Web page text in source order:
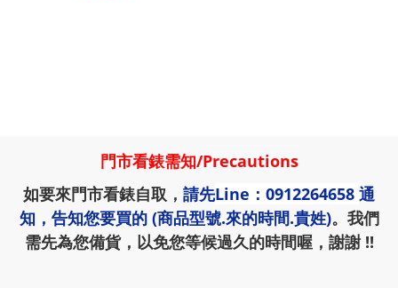
門市看錶需知/Precautions
如要來門市看錶自取， 請先Line：0912264658 通
知，告知您要買的 (商品型號.來的時間.貴姓)。我們
需先為您備貨，以免您等候過久的時間喔，謝謝 !!